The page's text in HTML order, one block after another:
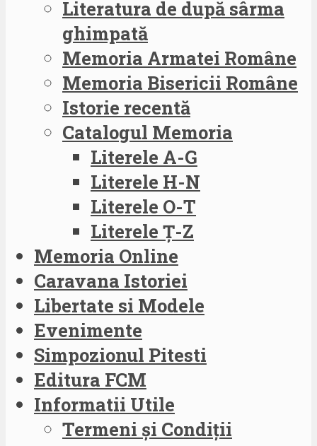
Literatura de după sârma
ghimpată
Memoria Armatei Române
Memoria Bisericii Române
Istorie recentă
Catalogul Memoria
Literele A-G
Literele H-N
Literele O-T
Literele Ț-Z
Memoria Online
Caravana Istoriei
Libertate si Modele
Evenimente
Simpozionul Pitesti
Editura FCM
Informatii Utile
Termeni și Condiții